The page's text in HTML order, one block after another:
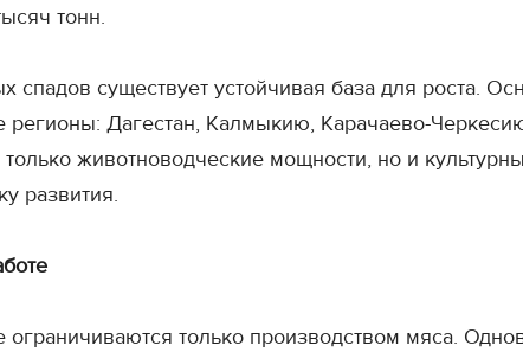
тонн.
существует устойчивая база для роста.
регионы: Дагестан, Калмыкию, Карачаево-
животноводческие мощности, но и
развития.
только производством мяса.